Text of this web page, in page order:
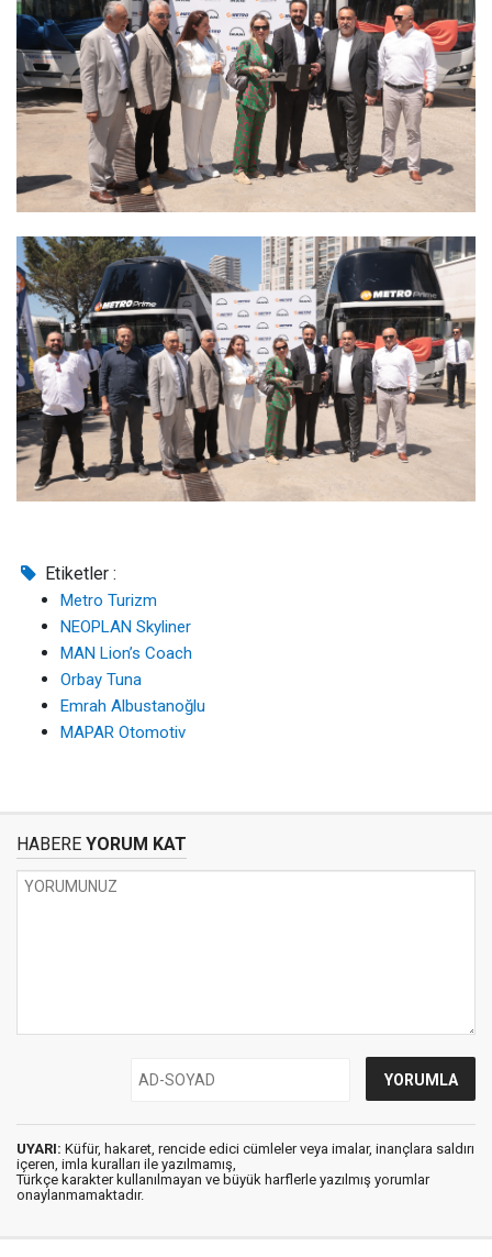
Etiketler :
Metro Turizm
NEOPLAN Skyliner
MAN Lion’s Coach
Orbay Tuna
Emrah Albustanoğlu
MAPAR Otomotiv
HABERE YORUM KAT
UYARI: Küfür, hakaret, rencide edici cümleler veya imalar, inançlara saldırı
içeren, imla kuralları ile yazılmamış,
Türkçe karakter kullanılmayan ve büyük harflerle yazılmış yorumlar
onaylanmamaktadır.